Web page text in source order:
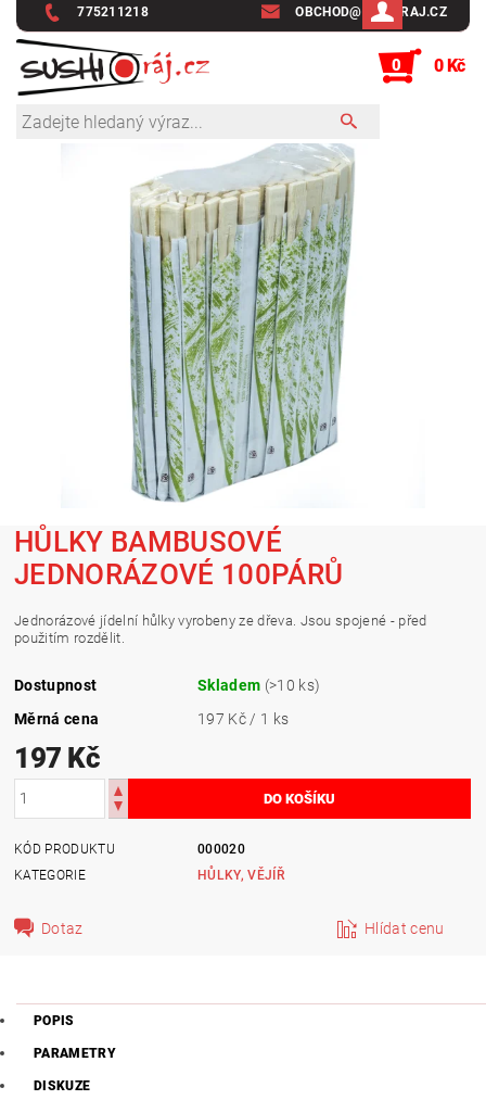
775211218 OBCHOD@SUSHIRAJ.CZ
0 0 Kč
HŮLKY BAMBUSOVÉ
JEDNORÁZOVÉ 100PÁRŮ
Jednorázové jídelní hůlky vyrobeny ze dřeva. Jsou spojené - před
použitím rozdělit.
Dostupnost Skladem (>10 ks)
Měrná cena
197 Kč / 1 ks
197 Kč
KÓD PRODUKTU
000020
KATEGORIE
HŮLKY, VĚJÍŘ
Dotaz Hlídat cenu
POPIS
PARAMETRY
DISKUZE